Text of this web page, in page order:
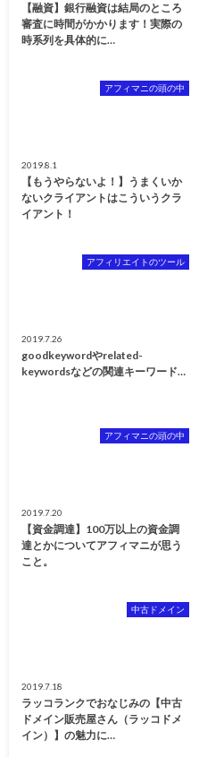
【融資】銀行融資は結局のところ
審査に時間がかかります！実際の
時系列を具体的に…
アフィマニの頭の中
2019.8.1
【もうやらないよ！】うまくいか
ないクライアントはこういうクラ
イアント！
アフィリエイトのツール
2019.7.26
goodkeywordやrelated-
keywordsなどの関連キーワード…
アフィマニの頭の中
2019.7.20
【資金調達】100万以上の資金調
達とかについてアフィマニが思う
こと。
中古ドメイン
2019.7.18
ラッコランクでおなじみの【中古
ドメイン販売屋さん（ラッコドメ
イン）】の魅力に…